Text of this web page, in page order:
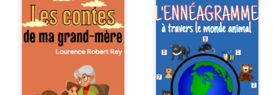
Les contes de ma
grand-mère est
un recueil de
contes qui plonge
le lecteur dans
des univers
différents liés au
monde de
l’enfance et des
Recueil de contes,
L’ennéagramme à
travers le monde
animal s’inspire
des neuf
comportements
humains. Destiné
aux petits et aux
grands, il a pour